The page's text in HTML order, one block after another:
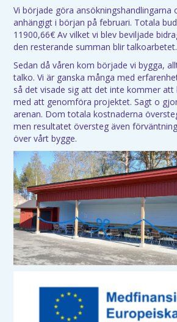
Vi började göra ansökningshandlingarna
anhängigt i början på februari. Totala
11900,66€ Av vilket vi blev beviljade
den resterande summan blir talkoarbetet.
Sedan då våren kom började vi bygga,
talko. Vi är ganska många med
så det visade sig att det inte kommer att
med att genomföra projektet. Sagt o
arenan. Dom totala kostnaderna
men resultatet översteg även
över vårt bygge.